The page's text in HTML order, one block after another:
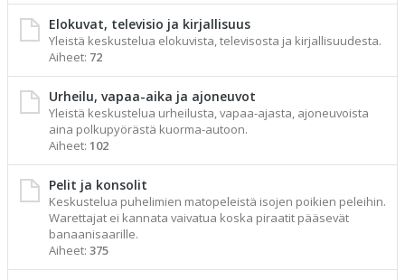
Elokuvat, televisio ja kirjallisuus
Yleistä keskustelua elokuvista, televisosta ja kirjallisuudesta.
Aiheet: 72
Urheilu, vapaa-aika ja ajoneuvot
Yleistä keskustelua urheilusta, vapaa-ajasta, ajoneuvoista
aina polkupyörästä kuorma-autoon.
Aiheet: 102
Pelit ja konsolit
Keskustelua puhelimien matopeleistä isojen poikien peleihin.
Warettajat ei kannata vaivatua koska piraatit pääsevät
banaanisaarille.
Aiheet: 375